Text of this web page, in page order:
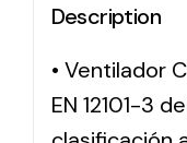
Description
• Ventilador
EN 12101-3